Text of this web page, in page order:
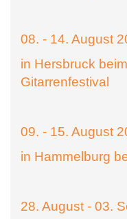
08. - 14. August
in Hersbruck
Gitarrenfestival
09. - 15. August
in Hammelburg
28. August - 03.